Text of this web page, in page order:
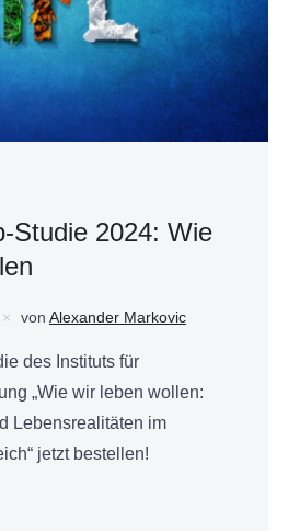
Studie 2024: Wie
von Alexander Markovic
des Instituts für
„Wie wir leben wollen:
Lebensrealitäten im
jetzt bestellen!